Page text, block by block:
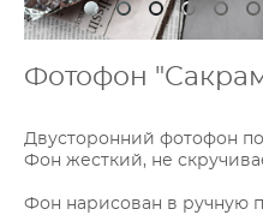
Фотофон
Двусторонний фотофон
Фон жесткий, не
Фон нарисован в ручную